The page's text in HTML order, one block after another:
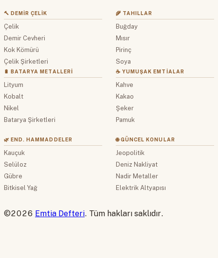
🔨 DEMIR ÇELIK
Çelik
Demir Cevheri
Kok Kömürü
Çelik Şirketleri
🔋 BATARYA METALLERI
Lityum
Kobalt
Nikel
Batarya Şirketleri
🌾 TAHILLAR
Buğday
Mısır
Pirinç
Soya
☕ YUMUŞAK EMTIALAR
Kahve
Kakao
Şeker
Pamuk
🌿 END. HAMMADDELER
Kauçuk
Selüloz
Gübre
Bitkisel Yağ
🌐 GÜNCEL KONULAR
Jeopolitik
Deniz Nakliyat
Nadir Metaller
Elektrik Altyapısı
©2026 Emtia Defteri. Tüm hakları saklıdır.